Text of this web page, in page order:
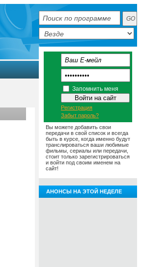
Запомнить меня
Регистрация
Забыт пароль?
Вы можете добавить свои
передачи в свой список и всегда
быть в курсе, когда именно будут
транслироваться ваши любимые
фильмы, сериалы или передачи,
стоит только зарегистрироваться
и войти под своим именем на
сайт!
АНОНСЫ НА ЭТОЙ НЕДЕЛЕ